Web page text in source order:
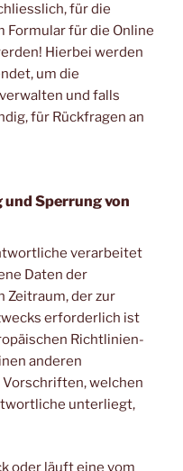
für die
Formular für die Online
Hierbei werden
um die
und falls
für Rückfragen an
Sperrung von
verarbeitet
Daten der
Zeitraum, der zur
erforderlich ist
Richtlinien-
anderen
Vorschriften, welchen
unterliegt,
oder läuft eine vom